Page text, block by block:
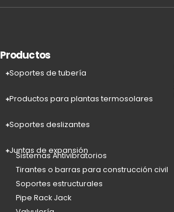
Productos
Soportes de tubería
Productos para plantas termosolares
Soportes deslizantes
Juntas de expansión
Sistemas Antivibratorios
Tirantes o barras para construcción civil
Soportes estructurales
Pipe Rack Jack